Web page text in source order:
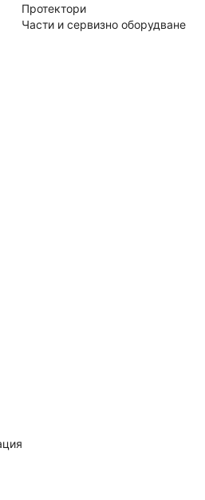
Протектори
Части и сервизно оборудване